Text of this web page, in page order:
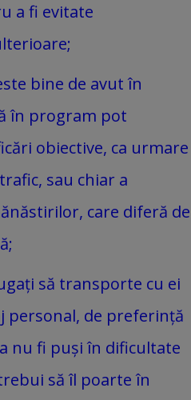
a fi evitate
bine de avut în
în program pot
obiective, ca urmare
sau chiar a
care diferă de
să transporte cu ei
personal, de preferință
nu fi puși în dificultate
să îl poarte în